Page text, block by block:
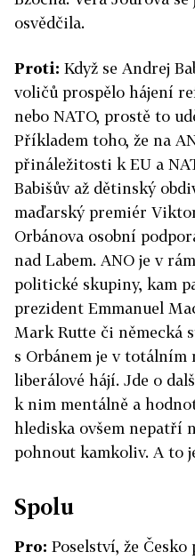
osvědčila.
Proti: Když se Andrej
voličů prospělo hájení
nebo NATO, prostě to
Příkladem toho, že na
přináležitosti k EU a
Babišův až dětinský
maďarský premiér
Orbánova osobní
nad Labem. ANO je v
politické skupiny, kam
prezident Emmanuel
Mark Rutte či německá
s Orbánem je v totálním
liberálové hájí. Jde o
k nim mentálně a
hlediska ovšem nepatří
pohnout kamkoliv. A to
Spolu
Pro: Poselství, že